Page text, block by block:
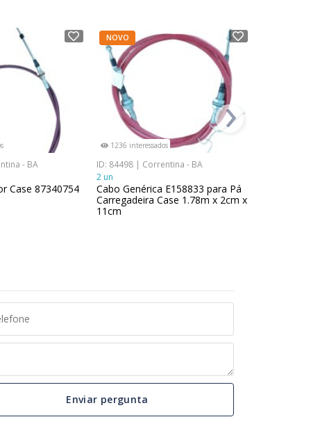
- BA
Case 87340754
NOVO
1236 interessados
ID: 84498 | Correntina - BA
2 un
Cabo Genérica E158833 para Pá
Carregadeira Case 1.78m x 2cm x
11cm
›
Enviar pergunta